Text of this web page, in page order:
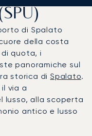
di Spalato
della costa
quota, i
panoramiche sul
storica di Spalato.
via a
lusso, alla scoperta
antico e lusso